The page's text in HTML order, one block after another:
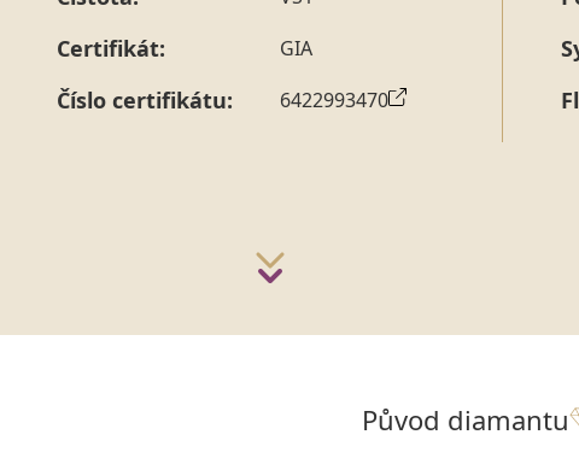
Pro sdělení skladové velikosti
Certifikát: GIA
Číslo certifikátu: 6422993470
Původ diamantu